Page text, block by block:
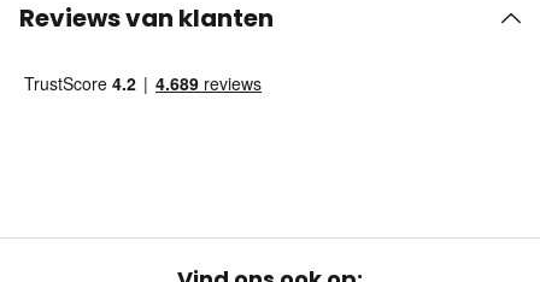
Reviews van klanten